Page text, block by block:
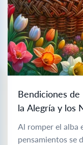
Bendiciones de
la Alegría y los
Al romper el alba
pensamientos se